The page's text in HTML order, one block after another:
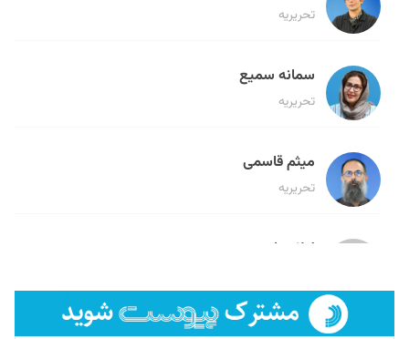
تحریریه
سمانه سمیع
تحریریه
میثم قاسمی
تحریریه
لیلا حنارود